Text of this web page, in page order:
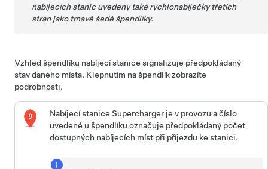
nabíjecích stanic uvedeny také rychlonabíječky třetích
stran jako tmavě šedé špendlíky.
Vzhled špendlíku nabíjecí stanice signalizuje předpokládaný
stav daného místa. Klepnutím na špendlík zobrazíte
podrobnosti.
Nabíjecí stanice Supercharger je v provozu a číslo
uvedené u špendlíku označuje předpokládaný počet
dostupných nabíjecích míst při příjezdu ke stanici.